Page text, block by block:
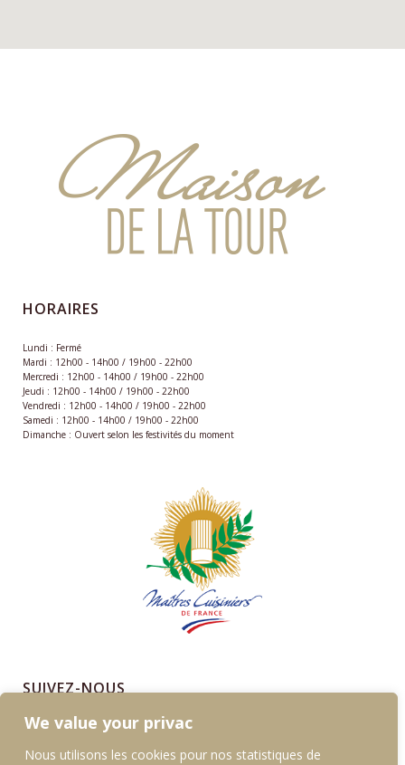
We value your privac
Nous utilisons les cookies pour nos statistiques de
HORAIRES
Lundi : Fermé
Mardi : 12h00 - 14h00 / 19h00 - 22h00
Mercredi : 12h00 - 14h00 / 19h00 - 22h00
Jeudi : 12h00 - 14h00 / 19h00 - 22h00
Vendredi : 12h00 - 14h00 / 19h00 - 22h00
Samedi : 12h00 - 14h00 / 19h00 - 22h00
Dimanche : Ouvert selon les festivités du moment
SUIVEZ-NOUS
Instagram
Facebook
LinkedIn